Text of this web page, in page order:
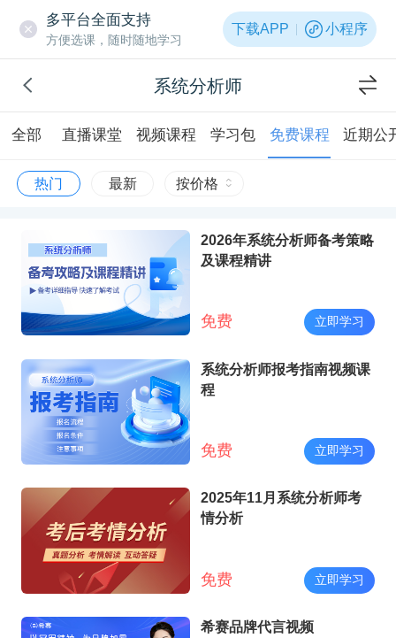
多平台全面支持
方便选课，随时随地学习
下载APP 小程序
系统分析师
全部 直播课堂 视频课程 学习包 免费课程 近期公
热门 最新 按价格
2026年系统分析师备考策略
及课程精讲
免费 立即学习
系统分析师报考指南视频课
程
免费 立即学习
2025年11月系统分析师考
情分析
免费 立即学习
希赛品牌代言视频